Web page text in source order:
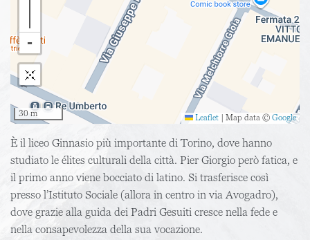
30 m Leaflet | Map data © Google
È il liceo Ginnasio più importante di Torino, dove hanno
studiato le élites culturali della città. Pier Giorgio però fatica, e
il primo anno viene bocciato di latino. Si trasferisce così
presso l’Istituto Sociale (allora in centro in via Avogadro),
dove grazie alla guida dei Padri Gesuiti cresce nella fede e
nella consapevolezza della sua vocazione.